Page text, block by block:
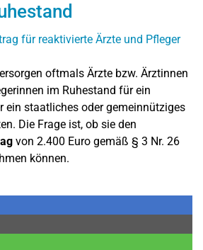
oftmals Ärzte bzw. Ärztinnen
im Ruhestand für ein
ein staatliches oder gemeinnütziges
Die Frage ist, ob sie den
von 2.400 Euro gemäß § 3 Nr. 26
können.